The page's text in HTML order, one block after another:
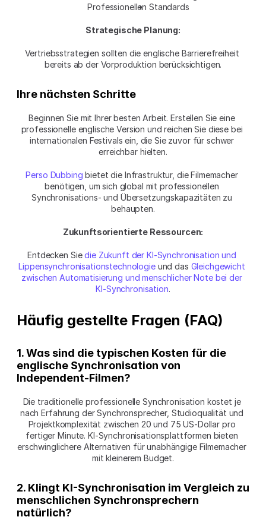
Professionellen Standards
Strategische Planung:
Vertriebsstrategien sollten die englische Barrierefreiheit
bereits ab der Vorproduktion berücksichtigen.
Ihre nächsten Schritte
Beginnen Sie mit Ihrer besten Arbeit. Erstellen Sie eine
professionelle englische Version und reichen Sie diese bei
internationalen Festivals ein, die Sie zuvor für schwer
erreichbar hielten.
Perso Dubbing bietet die Infrastruktur, die Filmemacher
benötigen, um sich global mit professionellen
Synchronisations- und Übersetzungskapazitäten zu
behaupten.
Zukunftsorientierte Ressourcen:
Entdecken Sie die Zukunft der KI-Synchronisation und
Lippensynchronisationstechnologie und das Gleichgewicht
zwischen Automatisierung und menschlicher Note bei der
KI-Synchronisation.
Häufig gestellte Fragen (FAQ)
1. Was sind die typischen Kosten für die
englische Synchronisation von
Independent-Filmen?
Die traditionelle professionelle Synchronisation kostet je
nach Erfahrung der Synchronsprecher, Studioqualität und
Projektkomplexität zwischen 20 und 75 US-Dollar pro
fertiger Minute. KI-Synchronisationsplattformen bieten
erschwinglichere Alternativen für unabhängige Filmemacher
mit kleinerem Budget.
2. Klingt KI-Synchronisation im Vergleich zu
menschlichen Synchronsprechern
natürlich?